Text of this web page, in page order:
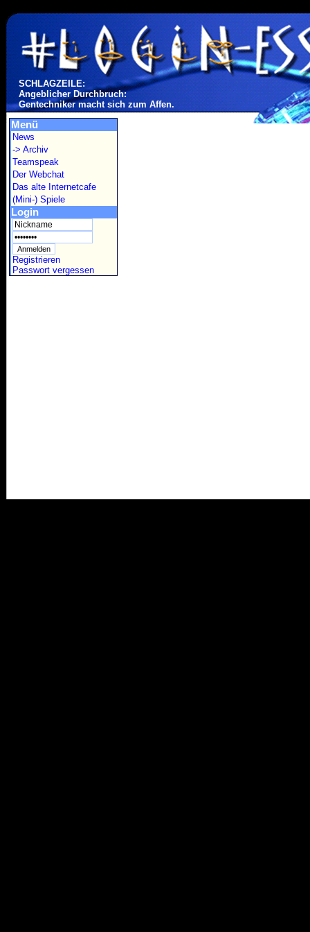
SCHLAGZEILE:
Angeblicher Durchbruch:
Gentechniker macht sich zum Affen.
Menü
News
-> Archiv
Teamspeak
Der Webchat
Das alte Internetcafe
(Mini-) Spiele
Login
Registrieren
Passwort vergessen